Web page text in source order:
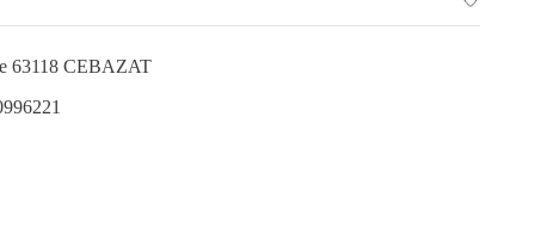
63118 CEBAZAT